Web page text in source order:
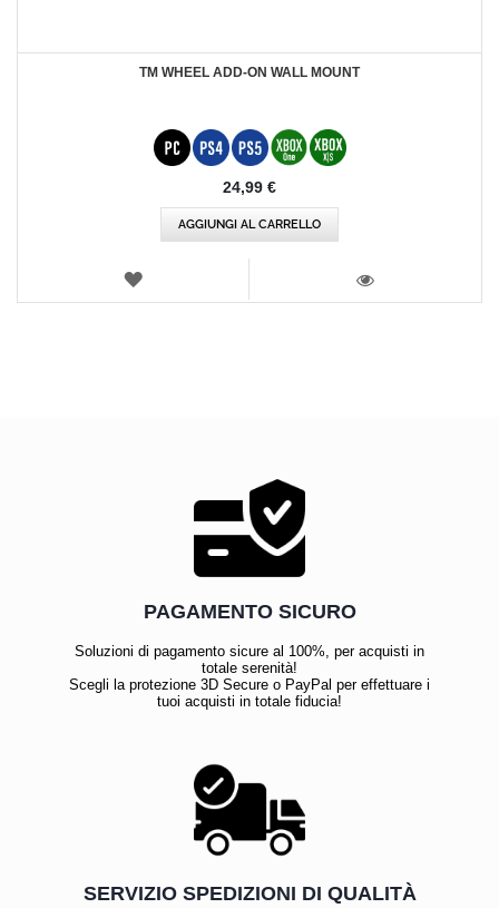
TM WHEEL ADD-ON WALL MOUNT
24,99 €
AGGIUNGI AL CARRELLO
LISTA
VISTA
PAGAMENTO SICURO
Soluzioni di pagamento sicure al 100%, per acquisti in
totale serenità!
Scegli la protezione 3D Secure o PayPal per effettuare i
tuoi acquisti in totale fiducia!
SERVIZIO SPEDIZIONI DI QUALITÀ